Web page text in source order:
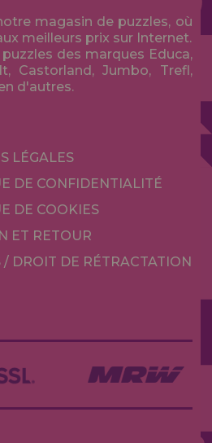
magasin de puzzles, où
meilleurs prix sur Internet.
des marques Educa,
Castorland, Jumbo, Trefl,
d'autres.
LÉGALES
DE CONFIDENTIALITÉ
DE COOKIES
ET RETOUR
/ DROIT DE RÉTRACTATION